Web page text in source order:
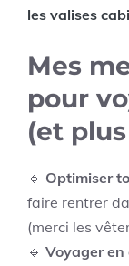
les valises
Mes
pour
(et
🔹 Optimiser
faire rentrer
(merci les
🔹 Voyager en